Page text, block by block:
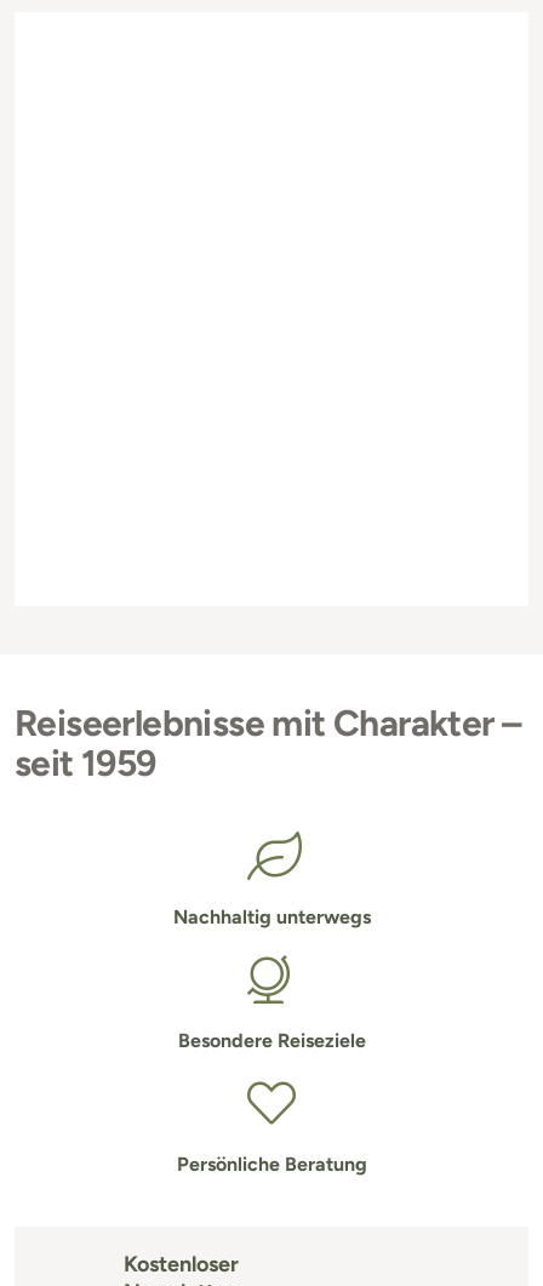
Reiseerlebnisse mit Charakter –
seit 1959
Nachhaltig unterwegs
Besondere Reiseziele
Persönliche Beratung
Kostenloser